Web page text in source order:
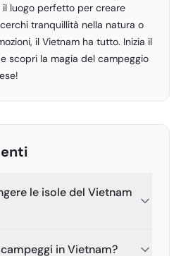
luogo perfetto per creare
tranquillità nella natura o
il Vietnam ha tutto. Inizia il
scopri la magia del campeggio
le isole del Vietnam
in Vietnam?